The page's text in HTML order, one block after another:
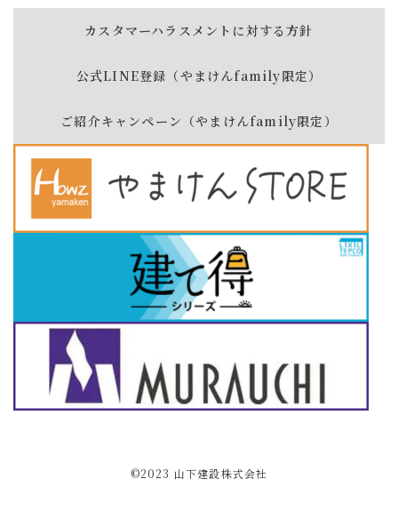
カスタマーハラスメントに対する方針
公式LINE登録（やまけんfamily限定）
ご紹介キャンペーン（やまけんfamily限定）
©2023 ⼭下建設株式会社